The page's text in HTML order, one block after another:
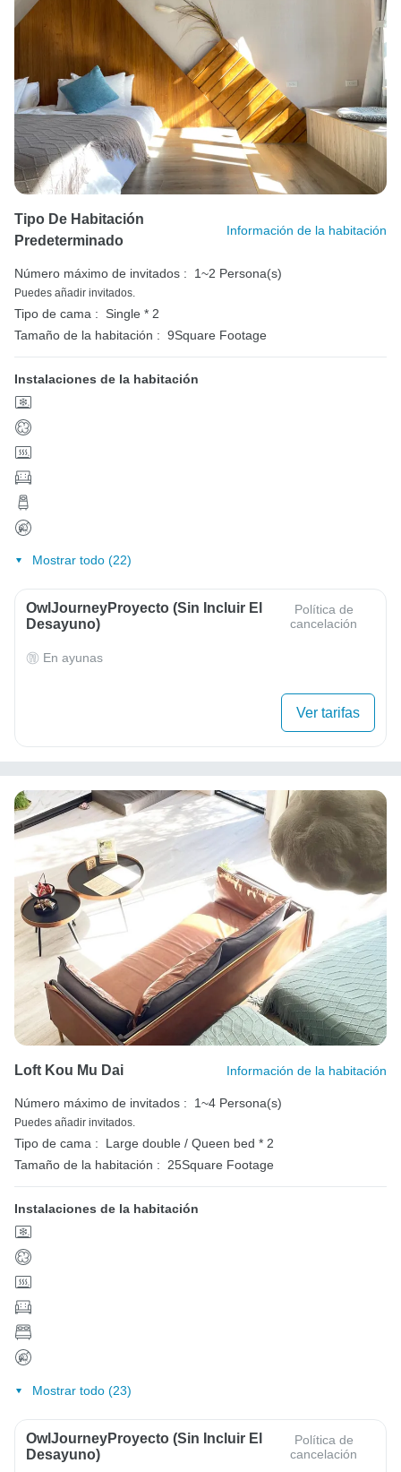
Tipo De Habitación
Predeterminado
Información de la habitación
Número máximo de invitados : 1~2 Persona(s)
Puedes añadir invitados.
Tipo de cama :
Single * 2
Tamaño de la habitación : 9Square Footage
Instalaciones de la habitación
Mostrar todo (22)
OwlJourneyProyecto (sin Incluir El
Desayuno)
Política de
cancelación
En ayunas
Ver tarifas
Loft Kou Mu Dai Información de la habitación
Número máximo de invitados : 1~4 Persona(s)
Puedes añadir invitados.
Tipo de cama :
Large double / Queen bed * 2
Tamaño de la habitación : 25Square Footage
Instalaciones de la habitación
Mostrar todo (23)
OwlJourneyProyecto (sin Incluir El
Desayuno)
Política de
cancelación